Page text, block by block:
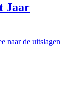
Jaar
naar de uitslagen